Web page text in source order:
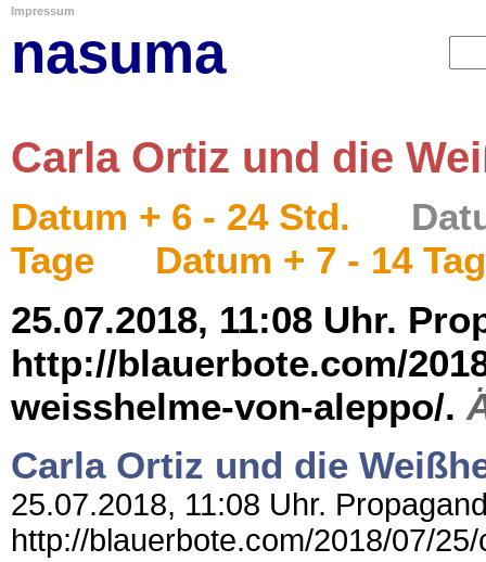
Impressum
nasuma
Carla Ortiz und die
Datum + 6 - 24 Std.
Tage
Datum + 7 - 14
25.07.2018, 11:08 Uhr.
http://blauerbote.com/
weisshelme-von-aleppo/.
Carla Ortiz und die
25.07.2018, 11:08 Uhr.
http://blauerbote.com/2018/07/